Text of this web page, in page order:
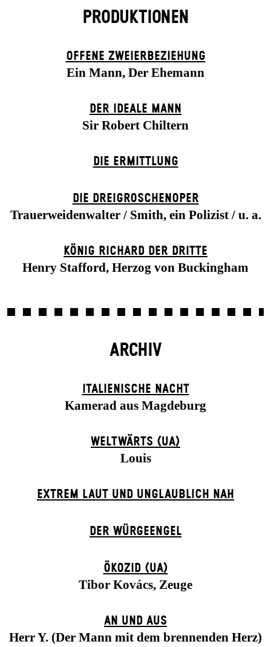
PRODUKTIONEN
OFFENE ZWEIER­BEZIEHUNG
Ein Mann, Der Ehemann
DER IDEALE MANN
Sir Robert Chiltern
DIE ERMITTLUNG
DIE DREI­GROSCHEN­OPER
Trauerweidenwalter / Smith, ein Polizist / u. a.
KÖNIG RICHARD DER DRITTE
Henry Stafford, Herzog von Buckingham
ARCHIV
ITALIENISCHE NACHT
Kamerad aus Magdeburg
WELTWÄRTS (UA)
Louis
EXTREM LAUT UND UNGLAUBLICH NAH
DER WÜR­GE­ENG­EL
ÖKOZID (UA)
Tibor Kovács, Zeuge
AN UND AUS
Herr Y. (Der Mann mit dem brennenden Herz)